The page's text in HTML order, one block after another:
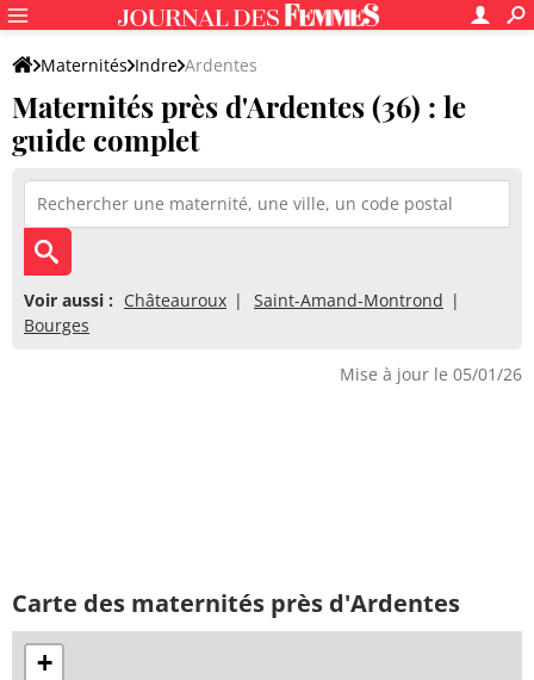
Maternités Indre Ardentes
Maternités près d'Ardentes (36) : le
guide complet
Voir aussi : Châteauroux
Saint-Amand-Montrond
Bourges
Mise à jour le 05/01/26
Carte des maternités près d'Ardentes
+